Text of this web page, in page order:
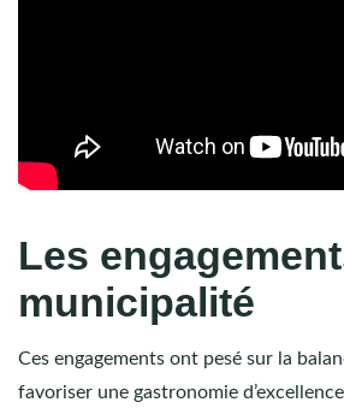
Les
municipalité
Ces engagements ont pesé sur la
favoriser une gastronomie